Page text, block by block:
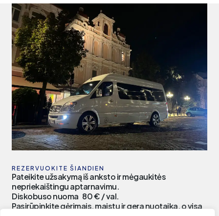
REZERVUOKITE ŠIANDIEN
Pateikite užsakymą iš anksto ir mėgaukitės
nepriekaištingu aptarnavimu.
Diskobuso nuoma 80 € / val.
Pasirūpinkite gėrimais, maistu ir gera nuotaika, o visa